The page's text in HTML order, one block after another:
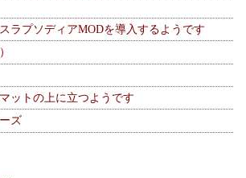
ラプソディアMODを導入するようです
ットの上に立つようです
ズ